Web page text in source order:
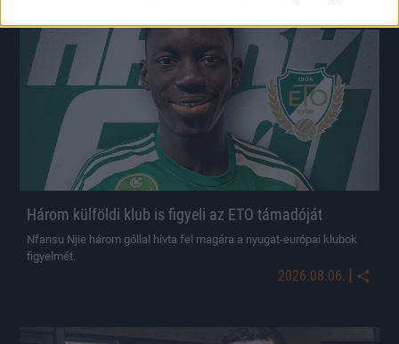
Három külföldi klub is figyeli az ETO támadóját
Nfansu Njie három góllal hívta fel magára a nyugat-európai klubok
figyelmét.
2026.08.06. |